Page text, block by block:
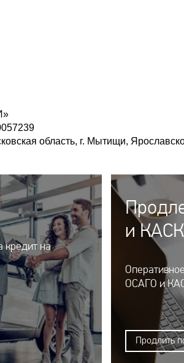
область, г. Мытищи,
кредит на
и
ОСАГО и
Продлить